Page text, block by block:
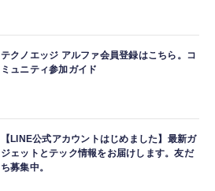
テクノエッジ アルファ会員登録はこちら。コ
ミュニティ参加ガイド
【LINE公式アカウントはじめました】最新ガ
ジェットとテック情報をお届けします。友だ
ち募集中。